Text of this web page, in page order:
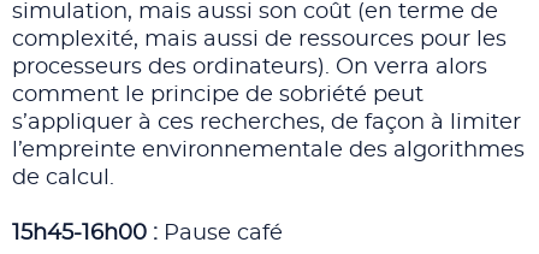
simulation, mais aussi son coût (en terme de
complexité, mais aussi de ressources pour les
processeurs des ordinateurs). On verra alors
comment le principe de sobriété peut
s’appliquer à ces recherches, de façon à limiter
l’empreinte environnementale des algorithmes
de calcul.
15h45-16h00 : Pause café